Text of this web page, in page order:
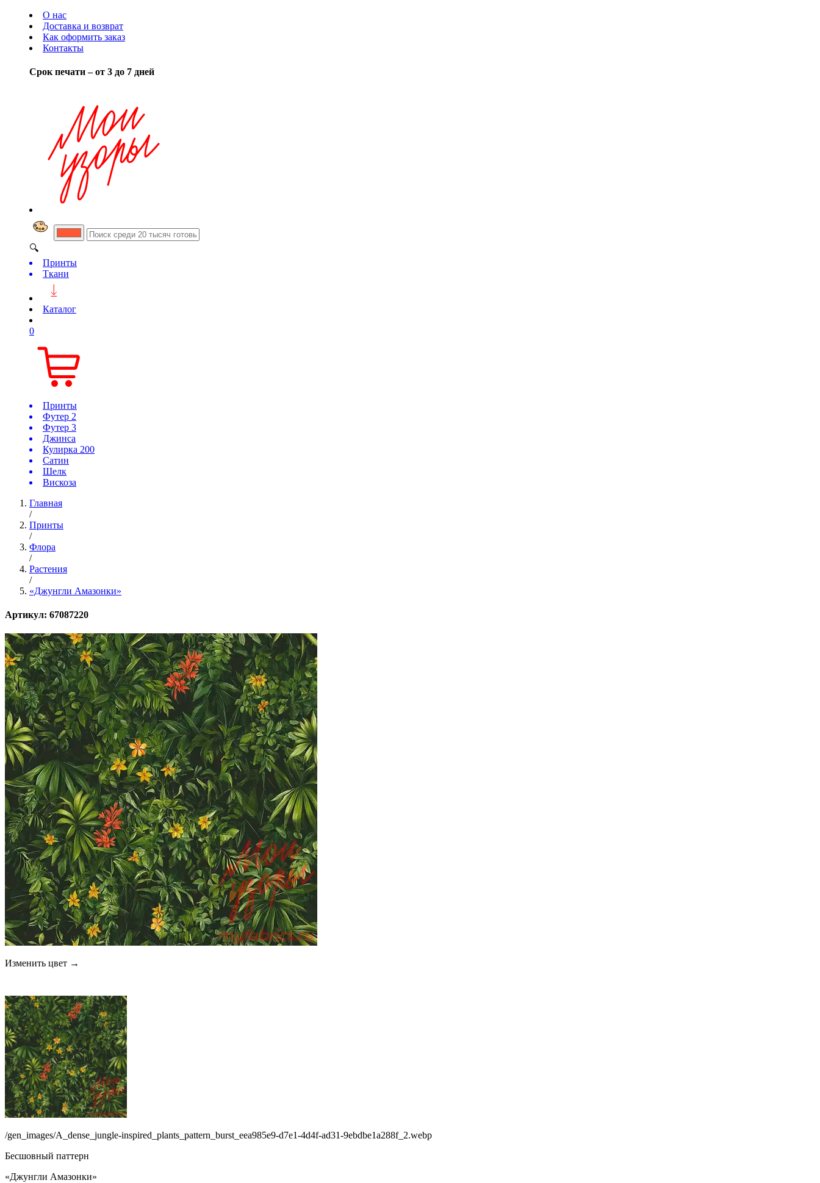
О нас
Доставка и возврат
Как оформить заказ
Контакты
Срок печати – от 3 до 7 дней
🔍
Принты
Ткани
Каталог
0
Принты
Футер 2
Футер 3
Джинса
Кулирка 200
Сатин
Шелк
Вискоза
Главная
/
Принты
/
Флора
/
Растения
/
«Джунгли Амазонки»
Артикул: 67087220
Изменить цвет →
/gen_images/A_dense_jungle-inspired_plants_pattern_burst_eea985e9-d7e1-4d4f-ad31-9ebdbe1a288f_2.webp
Бесшовный паттерн
«Джунгли Амазонки»